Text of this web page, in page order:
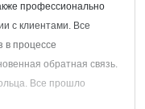
профессионально
с клиентами. Все
в процессе
обратная связь.
Все прошло